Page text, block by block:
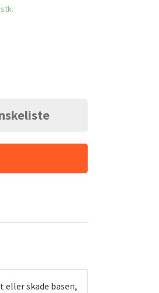
eller skade basen,